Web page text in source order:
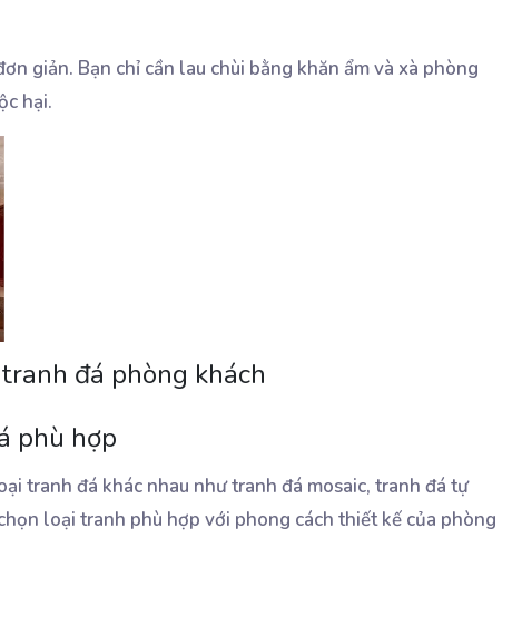
giản. Bạn chỉ cần lau chùi bằng khăn ẩm và xà phòng
hại.
đá phòng khách
phù hợp
tranh đá khác nhau như tranh đá mosaic, tranh đá tự
loại tranh phù hợp với phong cách thiết kế của phòng